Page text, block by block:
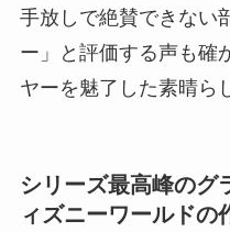
手放しで絶賛できない
ー」と評価する声も確
ヤーを魅了した素晴ら
シリーズ最高峰のグ
ィズニーワールドの